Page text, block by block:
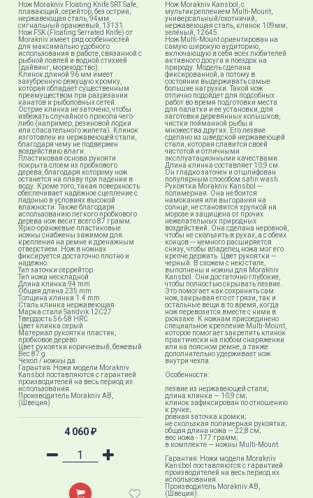
Нож Morakniv Floating Knife SRT Safe,
плавающий, серейтор, без острия,
нержавеющая сталь, 94мм,
сигнальный оранжевый, 13131.
Нож FSK (Floating Serrated Knife) от
Morakniv имеет ряд особенностей
для максимально удобного
использования в работе, связанной с
рыбной ловлей и водной стихией
(дайвинг, мореходство).
Клинок длиной 96 мм имеет
зазубренную режущую кромку,
которая обладает существенным
преимуществом при разрезании
канатов и рыболовных сетей.
Острие клинка не заточено, чтобы
избежать случайного прокола чего-
либо (например, резиновой лодки
или спасательного жилета). Клинок
изготовлен из нержавеющей стали,
благодаря чему не подвержен
воздействию влаги.
Пластиковая основа рукояти
покрыта слоем из пробкового
дерева, благодаря которому нож
останется на плаву при падении в
воду. Кроме того, такая поверхность
обеспечивает надёжное сцепление с
ладонью в условиях высокой
влажности. Также благодаря
использованию легкого пробкового
дерева нож весит всего 87 грамм.
Ярко-оранжевые пластиковые
ножны снабжены зажимом для
крепления на ремне и дренажным
отверстием. Нож в ножнах
фиксируется достаточно плотно и
надежно.
Тип заточки серрейтор
Тип ножа нескладной
Длина клинка 94 mm
Общая длина 235 mm
Толщина клинка 1.4 mm
Сталь клинка нержавеющая
Марка стали Sandvik 12C27
Твердость 56-58 HRC
Цвет клинка серый
Материал рукоятки пластик,
пробковое дерево
Цвет рукоятки коричневый, бежевый
Вес 87 g
Чехол / ножны да
Гарантия: Ножи модели Morakniv
Kansbol поставляются с гарантией
производителей на весь период их
использования.
Производитель Morakniv AB,
(Швеция)
4 060 ₽
Нож Morakniv Kansbol, с
мультикреплением Multi-Mount​,
универсальный/охотничий,
нержавеющая сталь, клинок 109мм,
зелёный, 12645.
Нож Multi-Mount ориентирован на
самую широкую аудиторию,
включающую в себя всех любителей
активного досуга и поездок на
природу. Модель сделана
фиксированной, а потому в
состоянии выдерживать самые
большие нагрузки. Такой нож
отлично подойдет для подсобных
работ во время подготовки места
для палатки и ее установки, для
заготовки деревянных колышков,
чистки пойманной рыбы и
множества других. Его лезвие
сделано из шведской нержавеющей
стали, которая славится своей
чистотой и отличными
эксплуатационными качествами.
Длина клинка составляет 10,9 см.
Он гладко заточен и отшлифован
популярным способом satin wash.
Рукоятка Morakniv Kansbol —
полимерная. Она не боится
намокания или выгорания на
солнце, не становится хрупкой на
морозе и защищена от прочих
нежелательных природных
воздействий. Она сделана неровной,
чтобы не скользить в руках, а с обеих
концов — немного расширяется
снизу, чтобы владелец ножа мог его
крепче держать. Цвет рукоятки —
черный. В схожем с нею стиле,
выполнены и ножны для Morakniv
Kansbol. Они достаточно глубокие,
чтобы полностью скрывать лезвие.
Это помогает как сохранить сам
нож, закрывая его от грязи, так и
остальные вещи в то время, когда
нож перевозится вместе с ними в
рюкзаке. К ножнам присоединено
специальное крепление Multi-Mount,
которое помогает закрепить клинок
практически на любом снаряжении
или на поясном ремне, а также
дополнительно удерживает нож
внутри чехла.
Особенности:
лезвие из нержавеющей стали;
длина клинка — 10,9 см;
клинок зафиксирован по отношению
к ручке;
ровная заточка кромки;
не скользкая полимерная рукоятка;
общая длина ножа — 22,8 см;
вес ножа - 177 грамм;
в комплекте — ножны Multi-Mount.
Гарантия: Ножи модели Morakniv
Kansbol поставляются с гарантией
производителей на весь период их
использования.
Производитель Morakniv AB,
(Швеция)